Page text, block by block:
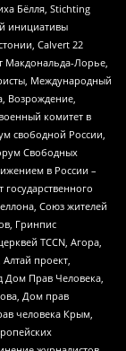
Бёлля, Stichting
инициативы
Calvert 22
Макдональда-Лорье,
Международный
Возрождение,
комитет в
свободной России,
Свободных
в России –
Союз жителей
Гринпис
TCCN, Агора,
проект,
Дом Прав Человека,
Дом прав
человека Крым,